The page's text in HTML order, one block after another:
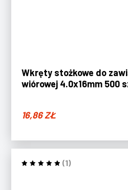
Wkręty stożkowe do
wiórowej 4.0x16mm 500
16,86ZŁ
(1)